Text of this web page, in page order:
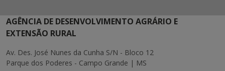
AGÊNCIA DE DESENVOLVIMENTO AGRÁRIO E
EXTENSÃO RURAL
Av. Des. José Nunes da Cunha S/N - Bloco 12
Parque dos Poderes - Campo Grande | MS